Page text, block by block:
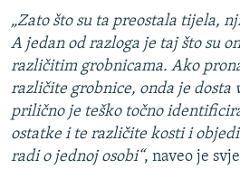
„Zato što su ta preostala tijela,
A jedan od razloga je taj što su
različitim grobnicama. Ako
različite grobnice, onda je dosta
prilično je teško točno
ostatke i te različite kosti i
radi o jednoj osobi“, naveo je